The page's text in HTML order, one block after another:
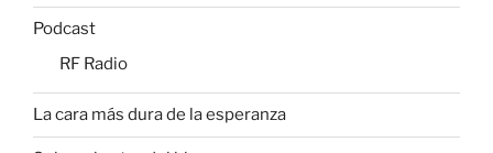
Podcast
RF Radio
La cara más dura de la esperanza